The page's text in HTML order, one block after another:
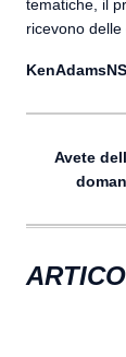
tematiche, il
ricevono delle
Avete